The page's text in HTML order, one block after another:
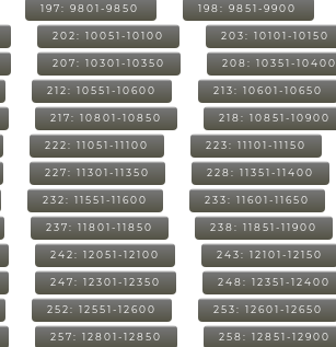
197: 9801-9850 198: 9851-9900
202: 10051-10100 203: 10101-10150
207: 10301-10350 208: 10351-10400
212: 10551-10600 213: 10601-10650
217: 10801-10850 218: 10851-10900
222: 11051-11100 223: 11101-11150
227: 11301-11350 228: 11351-11400
232: 11551-11600 233: 11601-11650
237: 11801-11850 238: 11851-11900
242: 12051-12100 243: 12101-12150
247: 12301-12350 248: 12351-12400
252: 12551-12600 253: 12601-12650
257: 12801-12850 258: 12851-12900